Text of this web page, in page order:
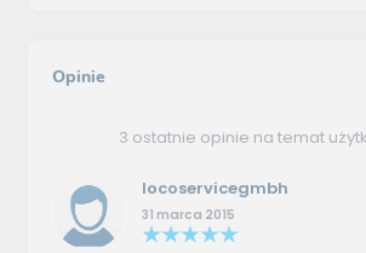
Opinie
3 ostatnie opinie na temat
locoservicegmbh
31 marca 2015